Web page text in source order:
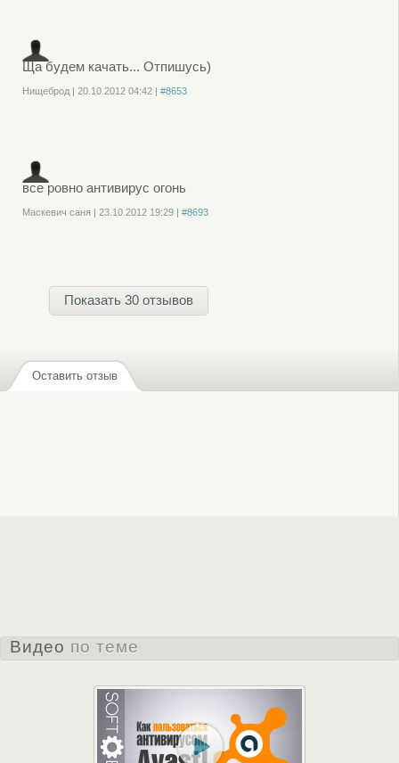
Ща будем качать... Отпишусь)
Нищеброд| 20.10.2012 04:42| #8653
все ровно антивирус огонь
Маскевич саня | 23.10.2012 19:29| #8693
Показать 30 отзывов
Оставить отзыв
Видео по теме